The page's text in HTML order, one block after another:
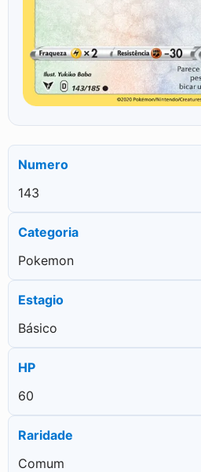
Numero
143
Categoria
Pokemon
Estagio
Básico
HP
60
Raridade
Comum